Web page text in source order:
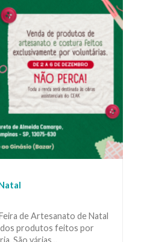
de Artesanato de Natal
produtos feitos por
São várias...